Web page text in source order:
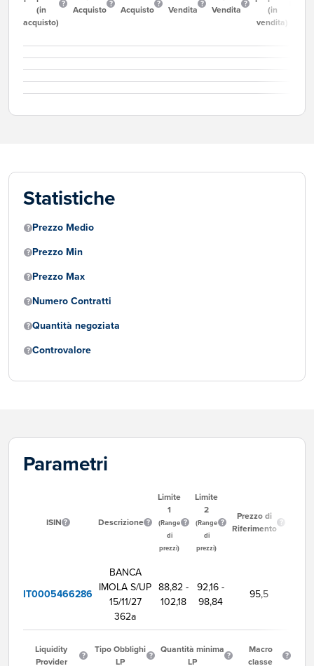
(in
acquisto)
Acquisto
Acquisto
Vendita
Vendita
(in
vendita)
Statistiche
Prezzo Medio
Prezzo Min
Prezzo Max
Numero Contratti
Quantità negoziata
Controvalore
Parametri
ISIN Descrizione
Limite
1
(Range
di
prezzi)
Limite
2
(Range
di
prezzi)
Prezzo di
Riferimento
IT0005466286
BANCA
IMOLA S/UP
15/11/27
362a
88,82 -
102,18
92,16 -
98,84
95,5
Liquidity
Provider
Tipo Obblighi
LP
Quantità minima
LP
Macro
classe